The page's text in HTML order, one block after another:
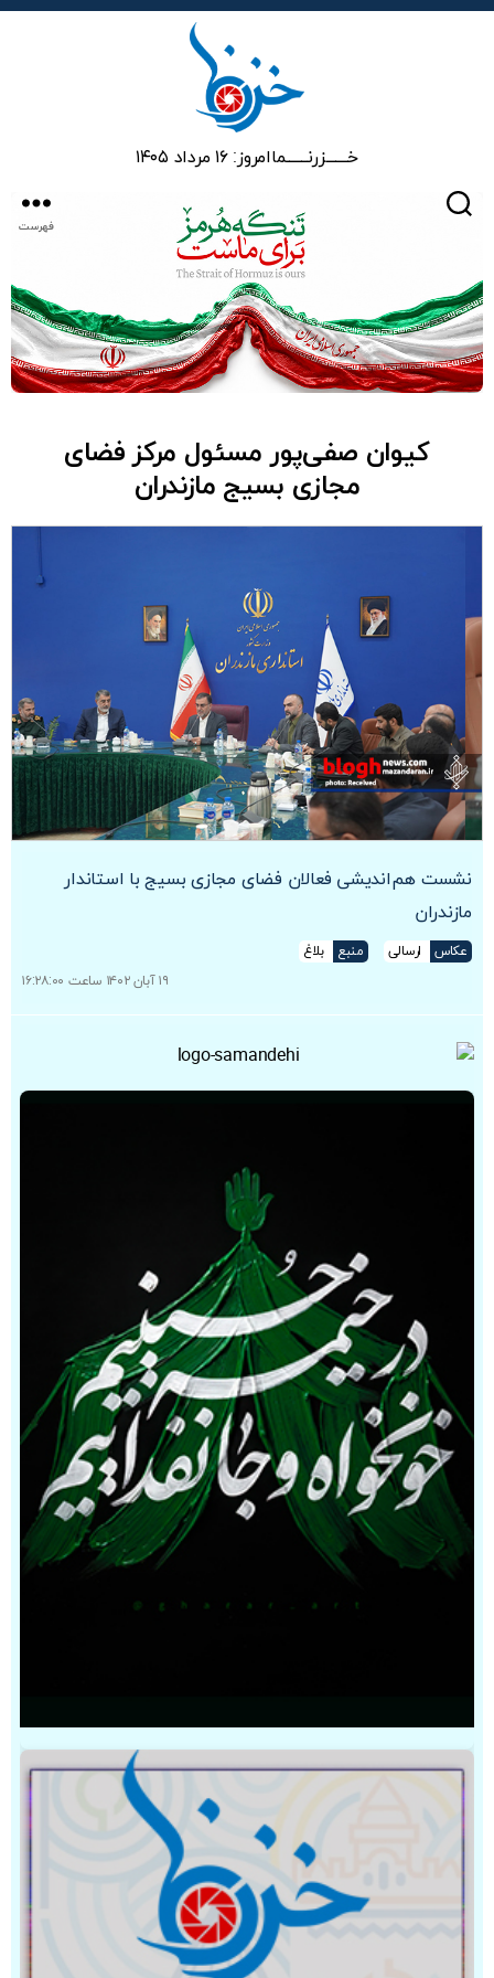
خـــــــزرنـــــــماامروز: ۱۶ مرداد ۱۴۰۵
فهرست
کیوان صفی‌پور مسئول مرکز فضای
مجازی بسیج مازندران
نشست هم‌اندیشی فعالان فضای مجازی بسیج با استاندار
مازندران
عکاس ارسالی منبع
بلاغ
۱۹ آبان ۱۴۰۲ ساعت ۱۶:۲۸:۰۰